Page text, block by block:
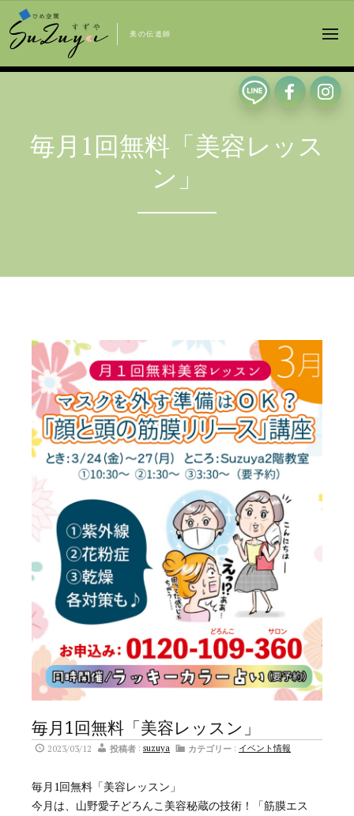
美の伝道師
毎月1回無料「美容レッス
ン」
毎月1回無料「美容レッスン」
2023/03/12 投稿者 : suzuya カテゴリー : イベント情報
毎月1回無料「美容レッスン」
今月は、山野愛子どろんこ美容秘蔵の技術！「筋膜エス